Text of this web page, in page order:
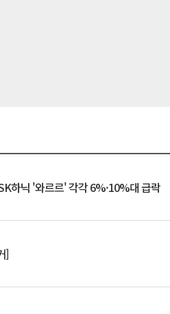
하닉 '와르르' 각각 6%·10%대 급락
]